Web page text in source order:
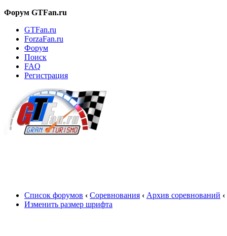
Форум GTFan.ru
GTFan.ru
ForzaFan.ru
Форум
Поиск
FAQ
Регистрация
Список форумов ‹ Соревнования ‹ Архив соревнований ‹
Изменить размер шрифта